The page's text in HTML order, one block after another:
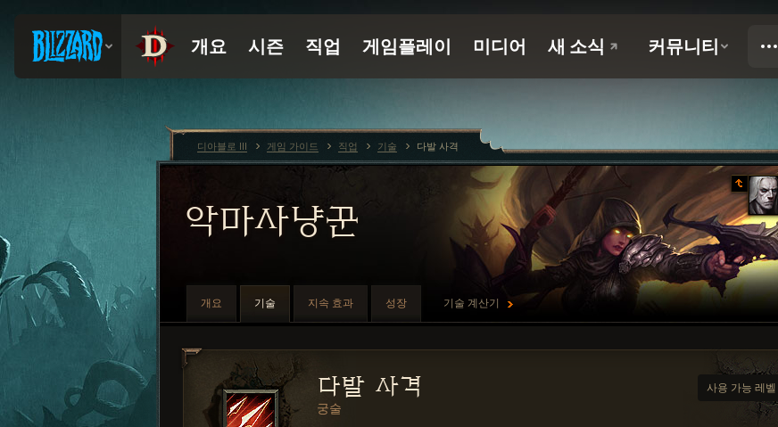
악마사냥꾼
개요 기술 지속 효과 성장 기술 계산기
사용 가능 레벨
다발 사격
궁술
디아블로 III 게임 가이드 직업 기술 다발 사격